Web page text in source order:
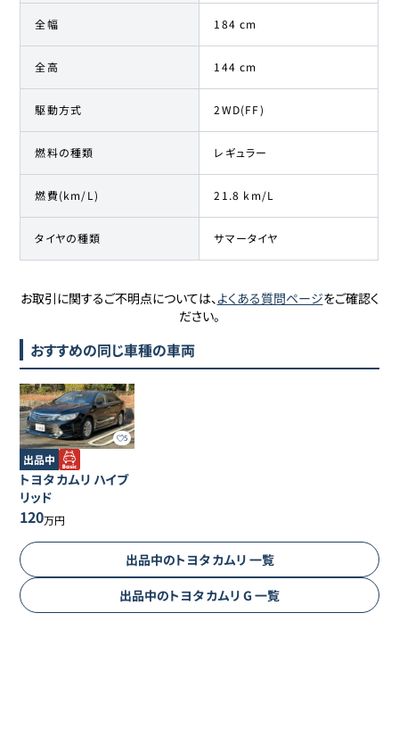
全幅 184 cm
全高 144 cm
駆動方式 2WD(FF)
燃料の種類 レギュラー
燃費(km/L) 21.8 km/L
タイヤの種類 サマータイヤ
お取引に関するご不明点については、よくある質問ページをご確認く
ださい。
おすすめの同じ車種の車両
5
出品中
トヨタカムリ ハイブ
リッド
120万円
出品中のトヨタカムリ 一覧
出品中のトヨタカムリ G 一覧